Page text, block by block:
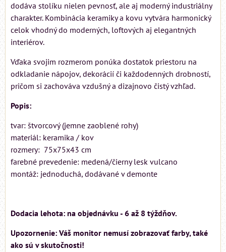
dodáva stolíku nielen pevnosť, ale aj moderný industriálny
charakter. Kombinácia keramiky a kovu vytvára harmonický
celok vhodný do moderných, loftových aj elegantných
interiérov.
Vďaka svojim rozmerom ponúka dostatok priestoru na
odkladanie nápojov, dekorácií či každodenných drobností,
pričom si zachováva vzdušný a dizajnovo čistý vzhľad.
Popis:
tvar: štvorcový (jemne zaoblené rohy)
materiál: keramika / kov
rozmery: 75x75x43 cm
farebné prevedenie: medená/čierny lesk vulcano
montáž: jednoduchá, dodávané v demonte
Dodacia lehota: na objednávku - 6 až 8 týždňov.
Upozornenie: Váš monitor nemusí zobrazovať farby, také
ako sú v skutočnosti!